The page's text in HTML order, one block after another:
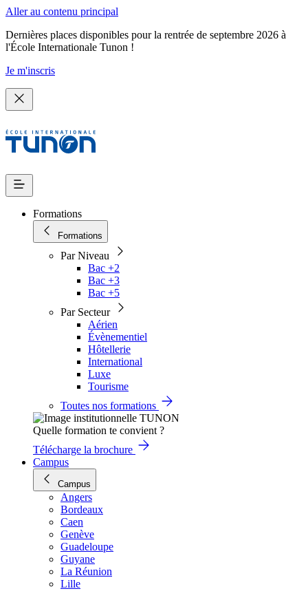
Aller au contenu principal
Dernières places disponibles pour la rentrée de septembre 2026 à
l'École Internationale Tunon !
Je m'inscris
Formations
Formations
Par Niveau
Bac +2
Bac +3
Bac +5
Par Secteur
Aérien
Évènementiel
Hôtellerie
International
Luxe
Tourisme
Toutes nos formations
Quelle formation te convient ?
Télécharge la brochure
Campus
Campus
Angers
Bordeaux
Caen
Genève
Guadeloupe
Guyane
La Réunion
Lille